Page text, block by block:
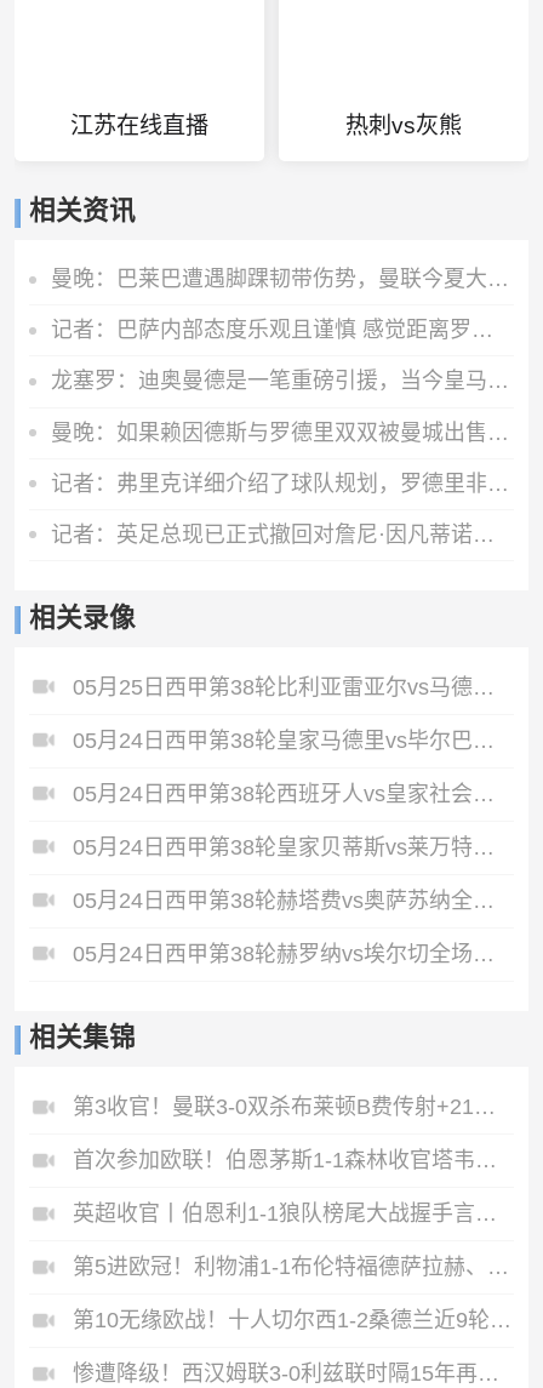
江苏在线直播 热刺vs灰熊
相关资讯
曼晚：巴莱巴遭遇脚踝韧带伤势，曼联今夏大概率不会继续追求他
记者：巴萨内部态度乐观且谨慎 感觉距离罗德里转会完成更近了
龙塞罗：迪奥曼德是一笔重磅引援，当今皇马坐拥世界独一档攻击线
曼晚：如果赖因德斯与罗德里双双被曼城出售，还会再签下两名中场
记者：弗里克详细介绍了球队规划，罗德里非常认可并选择加盟巴萨
记者：英足总现已正式撤回对詹尼·因凡蒂诺的支持
相关录像
05月25日西甲第38轮比利亚雷亚尔vs马德里竞技全场录像
05月24日西甲第38轮皇家马德里vs毕尔巴鄂竞技全场录像
05月24日西甲第38轮西班牙人vs皇家社会全场录像
05月24日西甲第38轮皇家贝蒂斯vs莱万特全场录像
05月24日西甲第38轮赫塔费vs奥萨苏纳全场录像
05月24日西甲第38轮赫罗纳vs埃尔切全场录像
相关集锦
第3收官！曼联3-0双杀布莱顿B费传射+21助破纪录独享英超助攻王
首次参加欧联！伯恩茅斯1-1森林收官塔韦尼耶救主怀特远射破门
英超收官丨伯恩利1-1狼队榜尾大战握手言和两队双双降入英冠
第5进欧冠！利物浦1-1布伦特福德萨拉赫、罗伯逊结束9年红军生涯
第10无缘欧战！十人切尔西1-2桑德兰近9轮仅1胜桑德兰第7进欧战
惨遭降级！西汉姆联3-0利兹联时隔15年再度降级至英冠